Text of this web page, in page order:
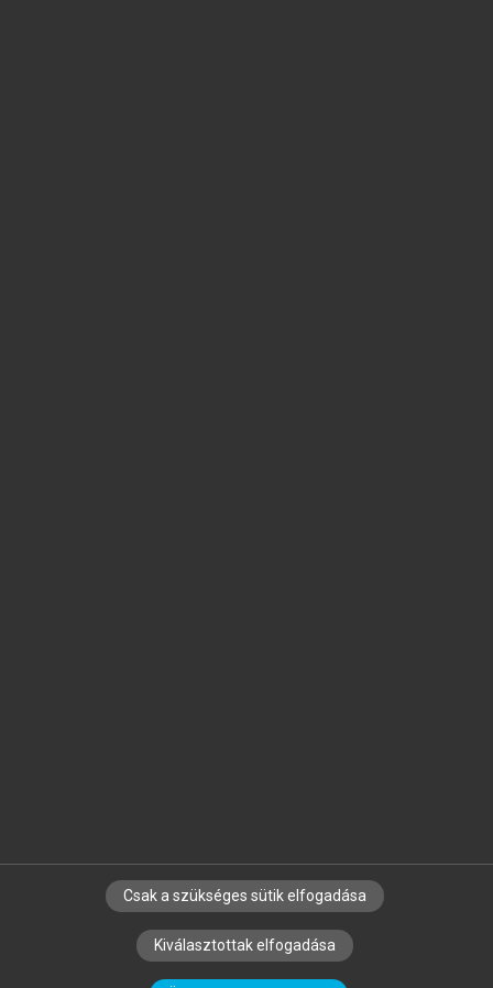
SZERZŐKNEK CÉGEKNEK KÖNYVTÁROSOKNAK
SZERKESZTÉSI ÉS LEKTORÁLÁSI ALAPELVEK
Csak a szükséges sütik elfogadása
Kiválasztottak elfogadása